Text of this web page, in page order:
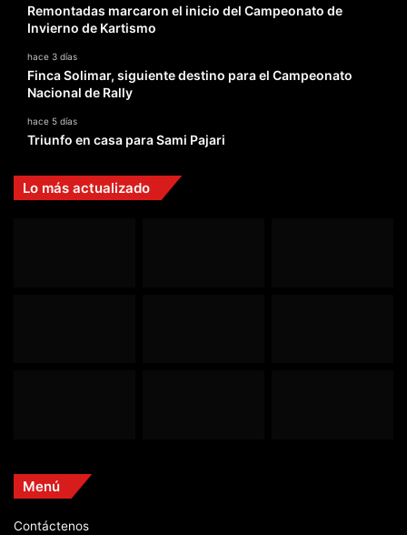
Remontadas marcaron el inicio del Campeonato de
Invierno de Kartismo
hace 3 días
Finca Solimar, siguiente destino para el Campeonato
Nacional de Rally
hace 5 días
Triunfo en casa para Sami Pajari
Lo más actualizado
Menú
Contáctenos